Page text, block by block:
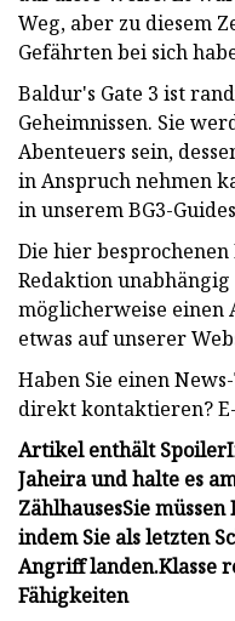
Weg, aber zu diesem
Gefährten bei sich
Baldur's Gate 3 ist
Geheimnissen. Sie
Abenteuers sein,
in Anspruch nehmen
in unserem BG3-
Die hier
Redaktion
möglicherweise einen
etwas auf unserer
Haben Sie einen
direkt kontaktieren?
Artikel enthält Spoiler
Jaheira und halte es
ZählhausesSie
indem Sie als letzten
Angriff landen.Klasse
Fähigkeiten